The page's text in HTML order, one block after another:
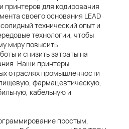
принтеров для кодирования
своего основания LEAD
технический опыт и
технологии, чтобы
миру повысить
и снизить затраты на
Наши принтеры
отраслях промышленности
фармацевтическую,
кабельную и
простым,